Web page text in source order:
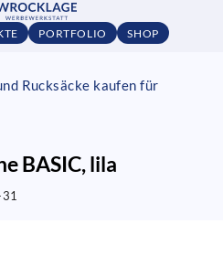
PORTFOLIO SHOP
Rucksäcke kaufen für
BASIC, lila